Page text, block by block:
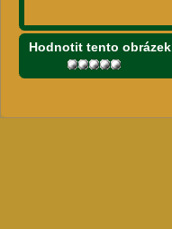
Hodnotit tento obrázek